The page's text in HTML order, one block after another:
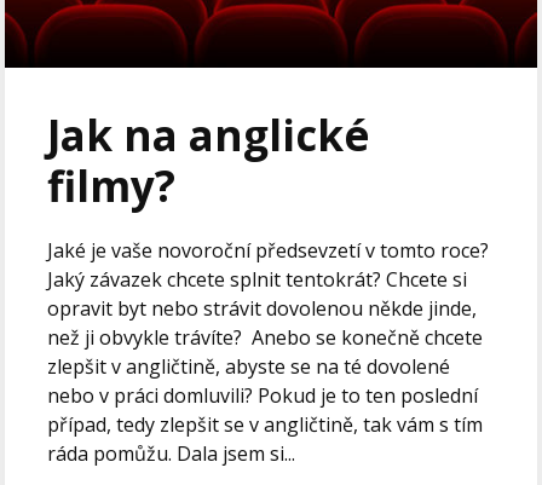
Jak na anglické
filmy?
Jaké je vaše novoroční předsevzetí v tomto roce?
Jaký závazek chcete splnit tentokrát? Chcete si
opravit byt nebo strávit dovolenou někde jinde,
než ji obvykle trávíte? Anebo se konečně chcete
zlepšit v angličtině, abyste se na té dovolené
nebo v práci domluvili? Pokud je to ten poslední
případ, tedy zlepšit se v angličtině, tak vám s tím
ráda pomůžu. Dala jsem si...